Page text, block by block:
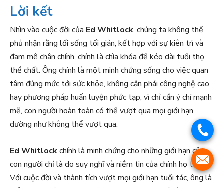
Lời kết
Nhìn vào cuộc đời của Ed Whitlock, chúng ta không thể
phủ nhận rằng lối sống tối giản, kết hợp với sự kiên trì và
đam mê chân chính, chính là chìa khóa để kéo dài tuổi thọ
thể chất. Ông chính là một minh chứng sống cho việc quan
tâm đúng mức tới sức khỏe, không cần phái công nghệ cao
hay phương pháp huấn luyện phức tạp, vì chỉ cần ý chí mạnh
mẽ, con người hoàn toàn có thể vượt qua mọi giới hạn
dường như không thể vượt qua.
Ed Whitlockchính là minh chứng cho những giới hạn của
con người chỉ là do suy nghĩ và niềm tin của chính họ tạo ra.
Với cuộc đời và thành tích vượt mọi giới hạn tuổi tác, ông là
.
.